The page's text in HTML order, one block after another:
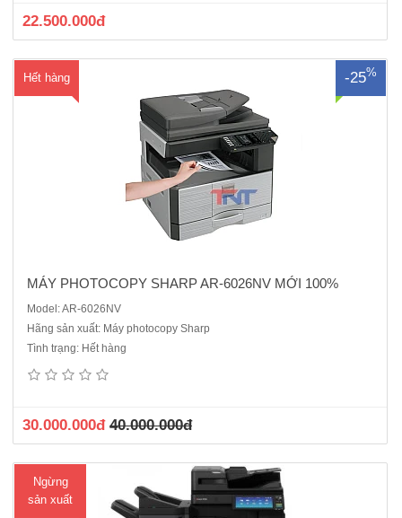
22.500.000đ
Hết hàng -25%
MÁY PHOTOCOPY SHARP AR-6026NV MỚI 100%
Model: AR-6026NV
Hãng sản xuất: Máy photocopy Sharp
Tình trạng: Hết hàng
30.000.000đ 40.000.000đ
Ngừng
sản xuất
Máy photocopy Toshiba e-Studio 4518A - Dòng máy đời mới, hiện
Scan màu* - Kết nối mạng*. - Màn hình LCD cảm ứng màu 10.1 Inch-